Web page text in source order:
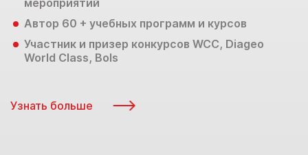
мероприятий
Автор 60 + учебных программ и курсов
Участник и призер конкурсов WCC, Diageo
World Class, Bols
Узнать больше